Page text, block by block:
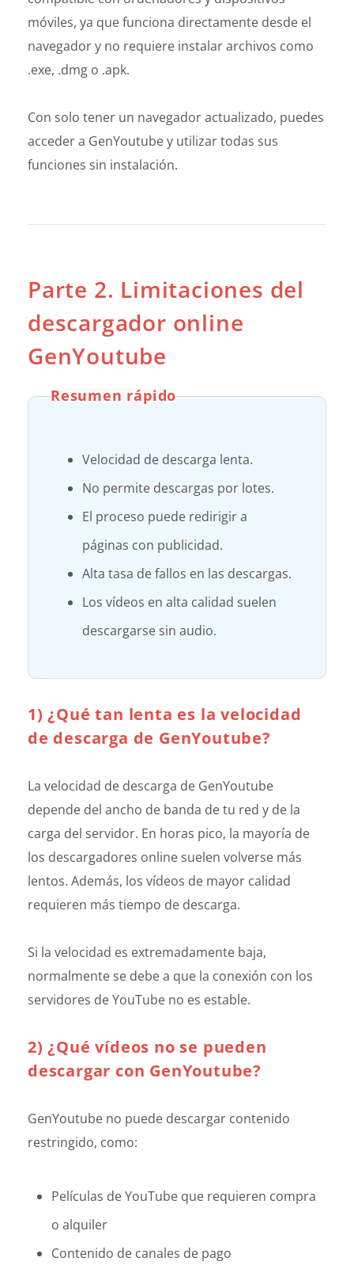
móviles, ya que funciona directamente desde el
navegador y no requiere instalar archivos como
.exe, .dmg o .apk.
Con solo tener un navegador actualizado, puedes
acceder a GenYoutube y utilizar todas sus
funciones sin instalación.
Parte 2. Limitaciones del
descargador online
GenYoutube
Resumen rápido
Velocidad de descarga lenta.
No permite descargas por lotes.
El proceso puede redirigir a
páginas con publicidad.
Alta tasa de fallos en las descargas.
Los vídeos en alta calidad suelen
descargarse sin audio.
1) ¿Qué tan lenta es la velocidad
de descarga de GenYoutube?
La velocidad de descarga de GenYoutube
depende del ancho de banda de tu red y de la
carga del servidor. En horas pico, la mayoría de
los descargadores online suelen volverse más
lentos. Además, los vídeos de mayor calidad
requieren más tiempo de descarga.
Si la velocidad es extremadamente baja,
normalmente se debe a que la conexión con los
servidores de YouTube no es estable.
2) ¿Qué vídeos no se pueden
descargar con GenYoutube?
GenYoutube no puede descargar contenido
restringido, como:
Películas de YouTube que requieren compra
o alquiler
Contenido de canales de pago